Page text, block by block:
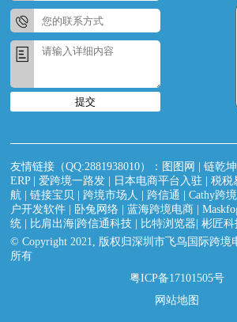
提交
友情链接（QQ:2881938010）： 图图网 |链乾坤
ERP|爱跨境一路发 日本电商平台入驻 |税税
航 |链接宝贝 |跨境市场人 |跨信通 |Cathy跨境
户开发软件
卧兔网络 |蓝海跨境电商 |
统
比肩出海|跨信通科技 比特浏览器 |彬匠科
© Copyright 2021, 版权归深圳市飞鸟国际跨境
所有
粤ICP备17101505号
网站地图